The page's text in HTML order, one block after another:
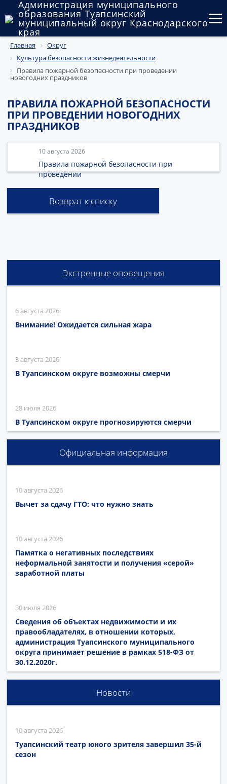
Администрация муниципального
образования Туапсинский
муниципальный округ Краснодарского
края
Округ
Администрация
Государственный и муниципальный контроль
Публичные слушания и общественные обсуждения
Документы
Главная
Округ
Культура безопасности жизнедеятельности
Правила пожарной безопасности при проведении
новогодних праздников
ПРАВИЛА ПОЖАРНОЙ БЕЗОПАСНОСТИ
ПРИ ПРОВЕДЕНИИ НОВОГОДНИХ
ПРАЗДНИКОВ
10 августа 2026
Правила пожарной безопасности при
проведении
Возврат к списку
Экстренные оповещения
6 августа 2026
Внимание! Ожидается сильная жара
3 августа 2026
В Туапсинском округе возможны смерчи
28 июля 2026
В Туапсинском округе прогнозируются смерчи
Официальная информация
10 августа 2026
Вычет за сдачу ГТО: что нужно знать
10 августа 2026
Памятка о негативных последствиях
неформальной занятости и получения «серой»
заработной платы
30 июля 2026
Сведения об объектах недвижимости и их
правообладателях, в отношении которых,
администрация Туапсинского муниципального
округа принимает решение в рамках 518-ФЗ от
30.12.2020г.
Новости
10 августа 2026
Туапсинский театр юного зрителя завершил 35-й
сезон